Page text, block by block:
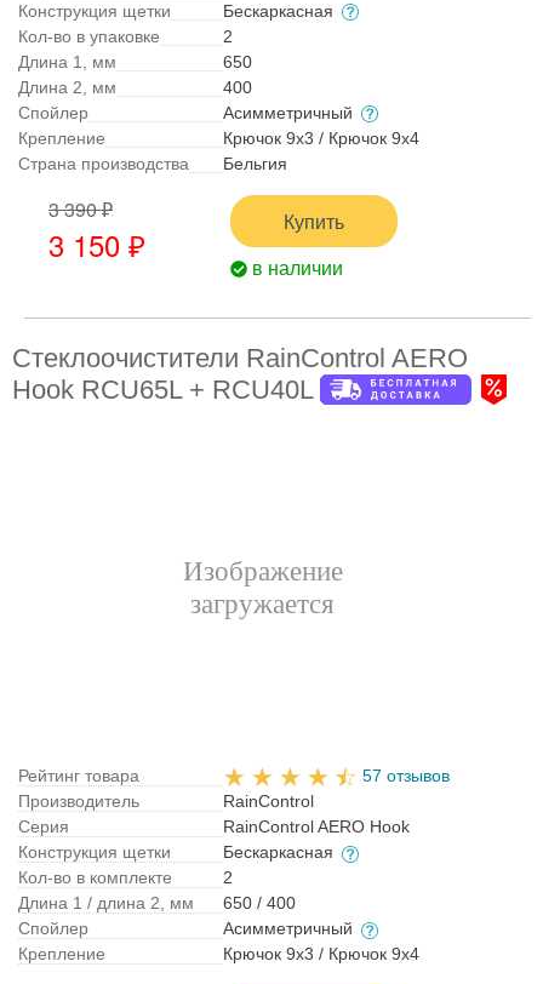
Конструкция щетки
Бескаркасная
Кол-во в упаковке
2
Длина 1, мм
650
Длина 2, мм
400
Спойлер
Асимметричный
Крепление
Крючок 9x3 / Крючок 9x4
Страна производства
Бельгия
3 390 ₽
3 150 ₽
Купить
в наличии
Стеклоочистители RainControl AERO
Hook RCU65L + RCU40L
Рейтинг товара
57 отзывов
Производитель
RainControl
Серия
RainControl AERO Hook
Конструкция щетки
Бескаркасная
Кол-во в комплекте
2
Длина 1 / длина 2, мм
650 / 400
Спойлер
Асимметричный
Крепление
Крючок 9x3 / Крючок 9x4